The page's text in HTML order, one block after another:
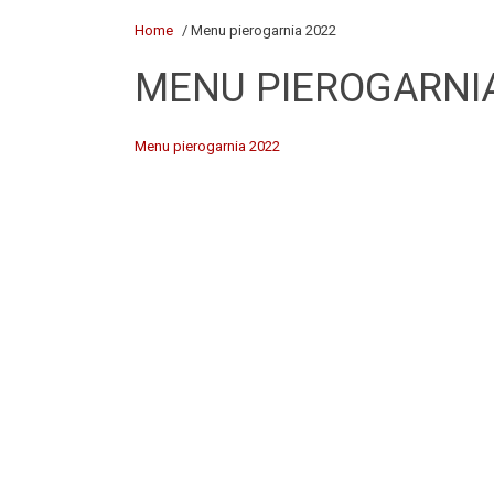
Home / Menu pierogarnia 2022
MENU
Menu pierogarnia 2022